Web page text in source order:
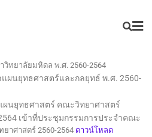
ทยาลัยมหิดล พ.ศ. 2560-2564
แผนยุทธศาสตร์และกลยุทธ์ พ.ศ. 2560-
ผนยุทธศาสตร์ คณะวิทยาศาสตร์
เข้าที่ประชุมกรรมการประจำคณะ
าศาสตร์ 2560-2564 ดาวน์โหลด